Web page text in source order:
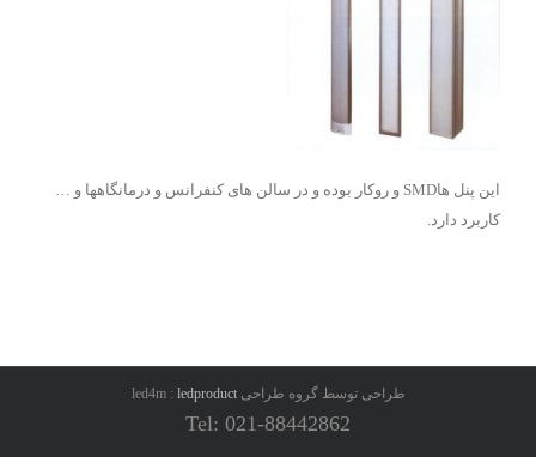
این پنل هاSMD و روکار بوده و در سالن های کنفرانس و درمانگاهها و …
کاربرد دارد.
طراحی توسط گروه طراحی led4m :ledproduct
Tel: 021-88442862